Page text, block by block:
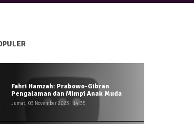
Fahri Hamzah: Prabowo-Gibran
Pengalaman dan Mimpi Anak Muda
Jumat, 03 November 2023 | 14:35